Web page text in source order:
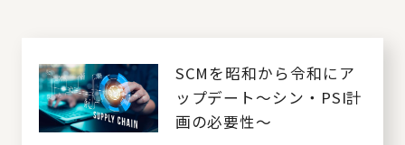
SCMを昭和から令和にア
ップデート～シン・PSI計
画の必要性～